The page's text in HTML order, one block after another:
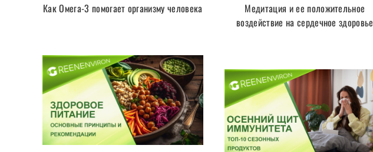
Как Омега-3 помогает организму человека
Медитация и ее положительное
воздействие на сердечное здоровье